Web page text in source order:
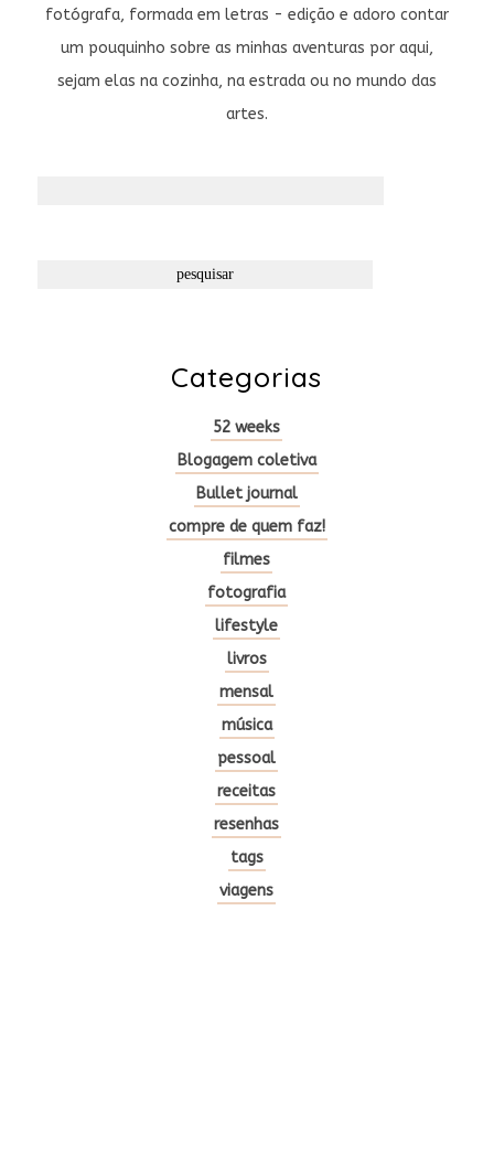
fotógrafa, formada em letras - edição e adoro contar
um pouquinho sobre as minhas aventuras por aqui,
sejam elas na cozinha, na estrada ou no mundo das
artes.
Categorias
52 weeks
Blogagem coletiva
Bullet journal
compre de quem faz!
filmes
fotografia
lifestyle
livros
mensal
música
pessoal
receitas
resenhas
tags
viagens